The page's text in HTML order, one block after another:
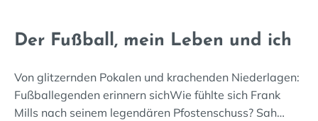
Der Fußball, mein Leben und ich
Von glitzernden Pokalen und krachenden Niederlagen:
Fußballegenden erinnern sichWie fühlte sich Frank
Mills nach seinem legendären Pfostenschuss? Sah…